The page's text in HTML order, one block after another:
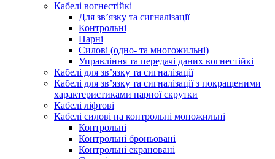
Кабелі вогнестійкі
Для зв’язку та сигналізації
Контрольні
Парні
Силові (одно- та многожильні)
Управління та передачі даних вогнестійкі
Кабелі для зв’язку та сигналізації
Кабелі для зв’язку та сигналізації з покращеними
характеристиками парної скрутки
Кабелі ліфтові
Кабелі силові на контрольні моножильні
Контрольні
Контрольні броньовані
Контрольні екрановані